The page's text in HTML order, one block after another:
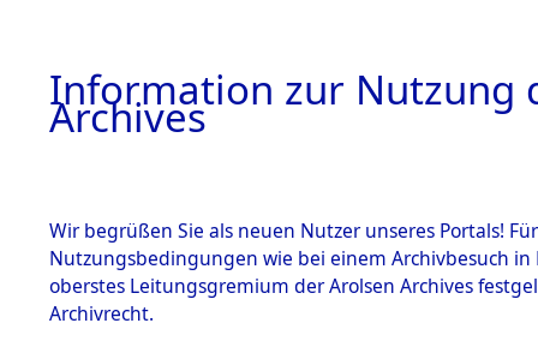
Information zur Nutzung
Archives
Wir begrüßen Sie als neuen Nutzer unseres Portals!
Nutzungsbedingungen wie bei einem Archivbesuch
oberstes Leitungsgremium der Arolsen Archives
Archivrecht.